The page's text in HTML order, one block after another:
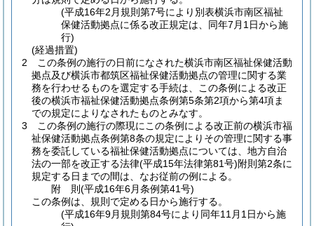
(平成16年2月規則第7号により別表横浜市南区福祉
保健活動拠点に係る改正規定は、同年7月1日から施
行)
(経過措置)
2
この条例の施行の日前になされた横浜市南区福祉保健活動
拠点及び横浜市都筑区福祉保健活動拠点の管理に関する業
務を行わせるものを選定する手続は、この条例による改正
後の横浜市福祉保健活動拠点条例第5条第2項から第4項ま
での規定によりなされたものとみなす。
3
この条例の施行の際現にこの条例による改正前の横浜市福
祉保健活動拠点条例第8条の規定によりその管理に関する事
務を委託している福祉保健活動拠点については、地方自治
法の一部を改正する法律(平成15年法律第81号)附則第2条に
規定する日までの間は、なお従前の例による。
附 則(平成16年6月条例第41号)
この条例は、規則で定める日から施行する。
(平成16年9月規則第84号により同年11月1日から施